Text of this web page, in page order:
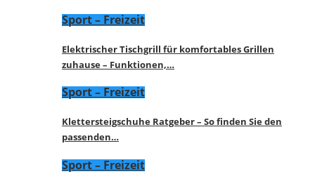
Sport – Freizeit
Elektrischer Tischgrill für komfortables Grillen
zuhause – Funktionen,…
Sport – Freizeit
Klettersteigschuhe Ratgeber – So finden Sie den
passenden…
Sport – Freizeit